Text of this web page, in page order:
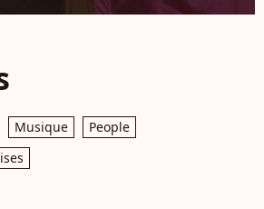
Musique
People